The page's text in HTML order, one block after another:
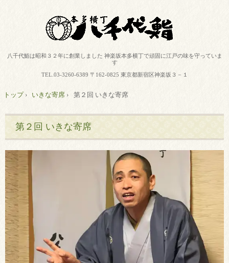
八千代鮨は昭和３２年に創業しました 神楽坂本多横丁で頑固に江戸の味を守っていま
す
TEL. 03-3260-6389 〒162-0825 東京都新宿区神楽坂３－１
トップ› いきな寄席 › 第２回 いきな寄席
第２回 いきな寄席